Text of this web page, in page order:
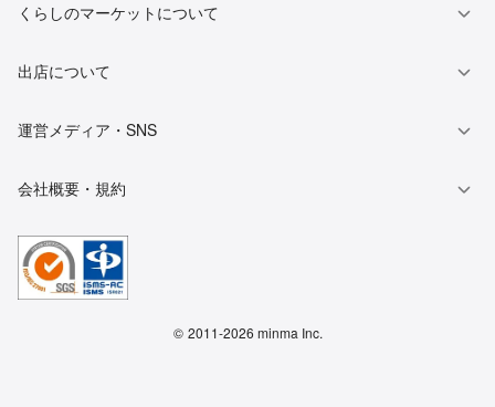
くらしのマーケットについて
出店について
運営メディア・SNS
会社概要・規約
© 2011-2026 minma Inc.